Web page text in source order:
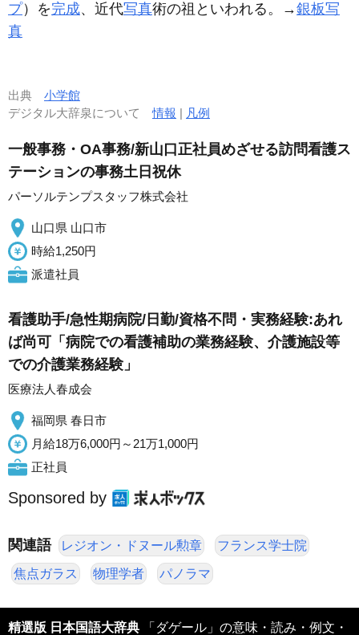
プ）を完成、近代写真術の祖といわれる。→銀板写
真
出典 小学館
デジタル大辞泉について情報 | 凡例
一般事務・OA事務/新山口正社員めざせる訪問看護ス
テーションの事務土日祝休
パーソルテンプスタッフ株式会社
山口県 山口市
時給1,250円
派遣社員
看護助手/急性期病院/日勤/資格不問・実務経験:あれ
ば尚可「病院での看護補助の業務経験、介護施設等
での介護業務経験」
医療法人春成会
福岡県 春日市
月給18万6,000円～21万1,000円
正社員
Sponsored by
関連語 レジオン・ドヌール勲章 フランス学士院
焦点ガラス 物理学者 パノラマ
精選版 日本国語大辞典 「ダゲール」の意味・読み・例文・